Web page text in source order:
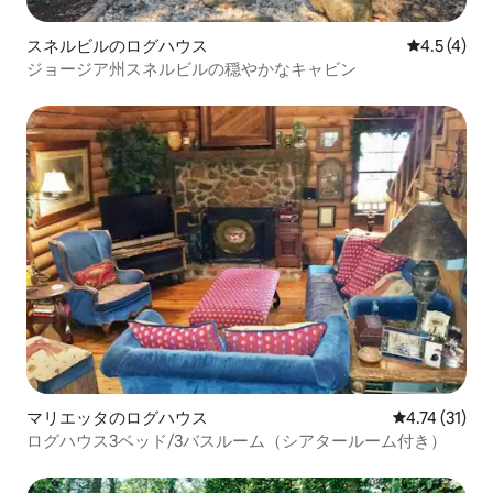
スネルビルのログハウス レビュー4
4.5 (4)
ジョージア州スネルビルの穏やかなキャビン
マリエッタのログハウス レビュー31
4.74 (31)
ログハウス3ベッド/3バスルーム（シアタールーム付き）